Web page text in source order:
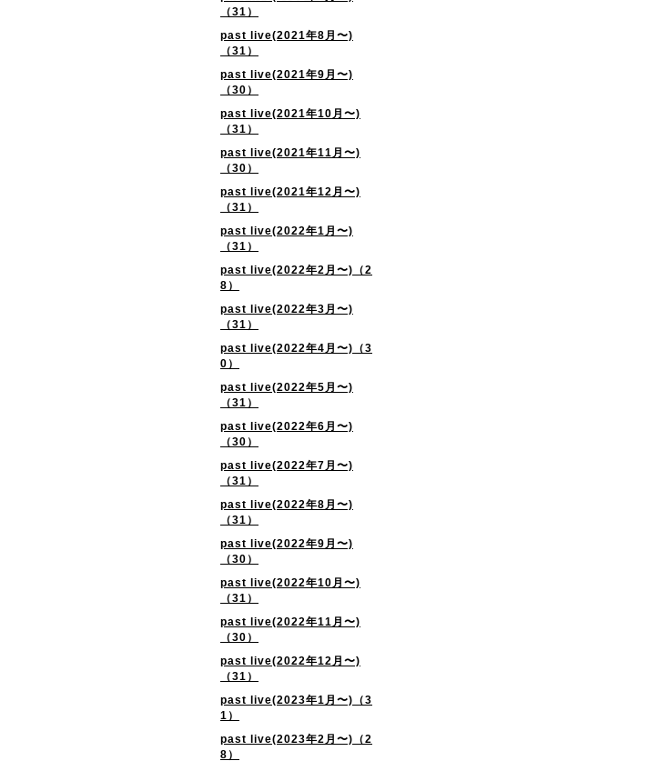
（31）
past live(2021年8月〜)
（31）
past live(2021年9月〜)
（30）
past live(2021年10月〜)
（31）
past live(2021年11月〜)
（30）
past live(2021年12月〜)
（31）
past live(2022年1月〜)
（31）
past live(2022年2月〜)（2
8）
past live(2022年3月〜)
（31）
past live(2022年4月〜)（3
0）
past live(2022年5月〜)
（31）
past live(2022年6月〜)
（30）
past live(2022年7月〜)
（31）
past live(2022年8月〜)
（31）
past live(2022年9月〜)
（30）
past live(2022年10月〜)
（31）
past live(2022年11月〜)
（30）
past live(2022年12月〜)
（31）
past live(2023年1月〜)（3
1）
past live(2023年2月〜)（2
8）